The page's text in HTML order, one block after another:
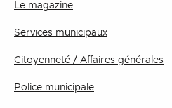
Le magazine
Services municipaux
Citoyenneté / Affaires générales
Police municipale